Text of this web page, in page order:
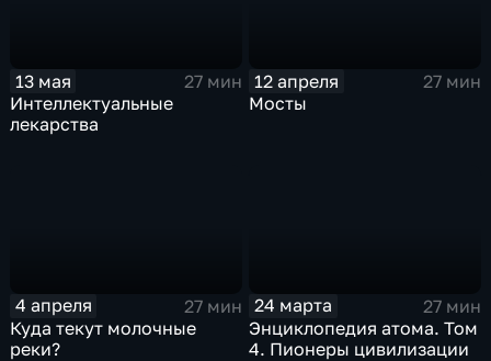
13 мая
27 мин
Интеллектуальные
лекарства
12 апреля
27 мин
Мосты
4 апреля
27 мин
Куда текут молочные
реки?
24 марта
27 мин
Энциклопедия атома. Том
4. Пионеры цивилизации